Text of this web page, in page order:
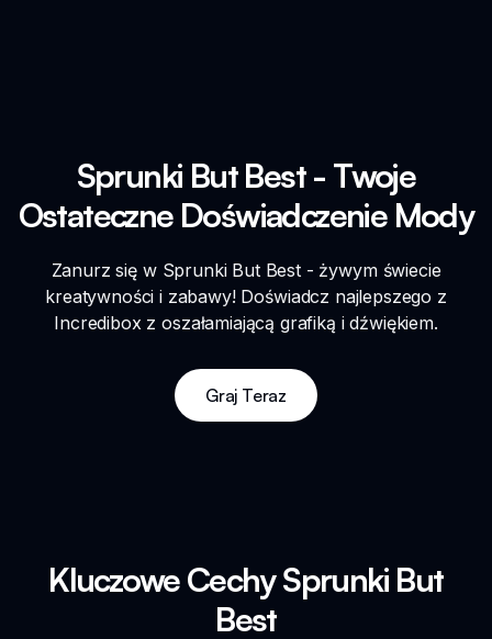
Sprunki But Best - Twoje
Ostateczne Doświadczenie Mody
Zanurz się w Sprunki But Best - żywym świecie
kreatywności i zabawy! Doświadcz najlepszego z
Incredibox z oszałamiającą grafiką i dźwiękiem.
Graj Teraz
Kluczowe Cechy Sprunki But
Best